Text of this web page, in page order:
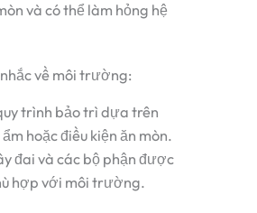
và có thể làm hỏng hệ
về môi trường:
trình bảo trì dựa trên
hoặc điều kiện ăn mòn.
đai và các bộ phận được
hợp với môi trường.